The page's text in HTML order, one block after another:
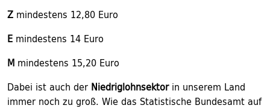
Z mindestens 12,80 Euro
E mindestens 14 Euro
M mindestens 15,20 Euro
Dabei ist auch der Niedriglohnsektorin unserem Land
immer noch zu groß. Wie das Statistische Bundesamt auf